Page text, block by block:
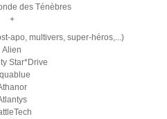
des Ténèbres
+
apo, multivers, super-héros,...)
Alien
Star*Drive